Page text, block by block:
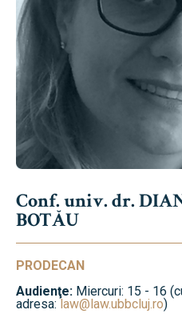
Conf. univ. dr.
BOTĂU
PRODECAN
Audienţe: Miercuri: 15 - 16
adresa: law@law.ubbcluj.ro)